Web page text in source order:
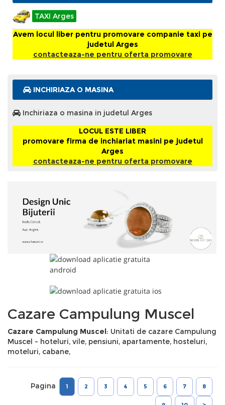
TAXI Arges
Avem locul liber pentru promovare companie taxi pe
judetul Arges
contacteaza-ne pentru oferta promovare
INCHIRIAZA O MASINA
Inchiriaza o masina in judetul Arges
LOCUL ESTE LIBER
promovare firma de inchiariat masini pe judetul
Arges
contacteaza-ne pentru oferta promovare
Cazare Campulung Muscel
Cazare Campulung Muscel: Unitati de cazare Campulung
Muscel - hoteluri, vile, pensiuni, apartamente, hosteluri,
moteluri, cabane,
Pagina 1 2 3 4 5 6 7 8